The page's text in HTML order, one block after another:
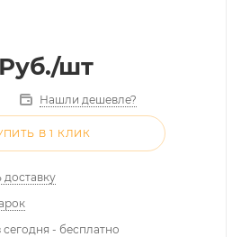
Руб./шт
Нашли дешевле?
В 1 КЛИК
доставку
- бесплатно